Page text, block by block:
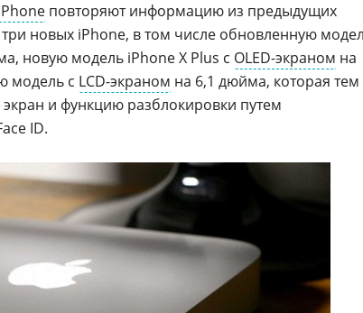
повторяют информацию из предыдущих
новых iPhone, в том числе обновленную
новую модель iPhone X Plus с OLED-экраном на
модель с LCD-экраном на 6,1 дюйма, которая тем
и функцию разблокировки путем
ID.